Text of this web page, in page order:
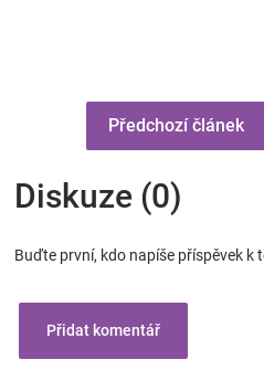
Předchozí článek
Diskuze (0)
Buďte první, kdo napíše příspěvek k
Přidat komentář